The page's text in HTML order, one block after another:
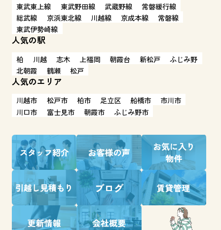
東武東上線 東武野田線 武蔵野線
常磐緩行線
総武線
京浜東北線 川越線 京成本線
常磐線
東武伊勢崎線
人気の駅
柏 川越 志木 上福岡 朝霞台 新松戸
ふじみ野
北朝霞
鶴瀬 松戸
人気のエリア
川越市 松戸市 柏市 足立区 船橋市
市川市
川口市
富士見市 朝霞市 ふじみ野市